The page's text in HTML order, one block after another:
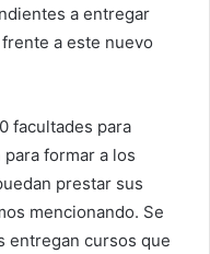
a entregar
a este nuevo
facultades para
formar a los
prestar sus
mencionando. Se
entregan cursos que